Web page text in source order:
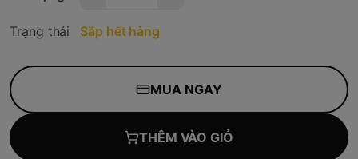
Trạng thái Sắp hết hàng
MUA NGAY
THÊM VÀO GIỎ